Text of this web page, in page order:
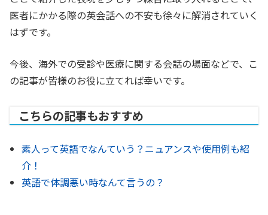
医者にかかる際の英会話への不安も徐々に解消されていく
はずです。
今後、海外での受診や医療に関する会話の場面などで、こ
の記事が皆様のお役に立てれば幸いです。
こちらの記事もおすすめ
素人って英語でなんていう？ニュアンスや使用例も紹
介！
英語で体調悪い時なんて言うの？